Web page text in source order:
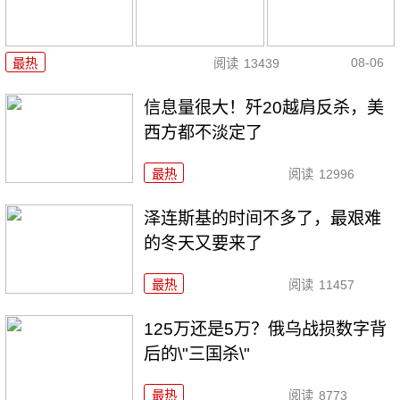
最热 阅读 13439 08-06
信息量很大！歼20越肩反杀，美
西方都不淡定了
最热 阅读 12996
泽连斯基的时间不多了，最艰难
的冬天又要来了
最热 阅读 11457
125万还是5万？俄乌战损数字背
后的\"三国杀\"
最热 阅读 8773